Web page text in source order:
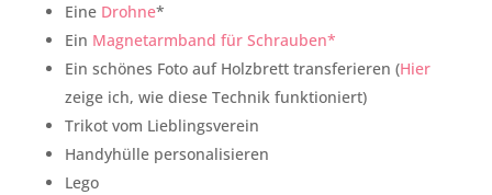
Eine Drohne*
Ein Magnetarmband für Schrauben*
Ein schönes Foto auf Holzbrett transferieren (Hier
zeige ich, wie diese Technik funktioniert)
Trikot vom Lieblingsverein
Handyhülle personalisieren
Lego